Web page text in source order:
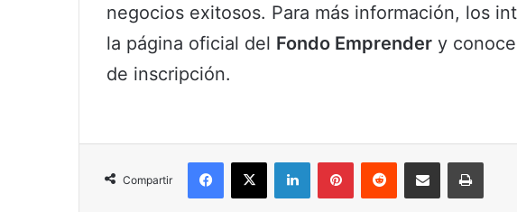
negocios exitosos. Para más información, los
la página oficial del Fondo Emprender y
de inscripción.
Compartir
Facebook
X LinkedInPinterestReddit Compartir por correo electrónico